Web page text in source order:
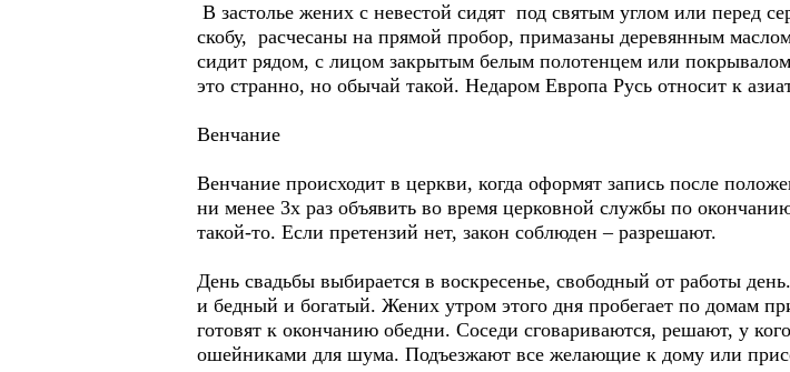
В застолье жених с невестой сидят под святым углом или перед
скобу, расчесаны на прямой пробор, примазаны деревянным
сидит рядом, с лицом закрытым белым полотенцем или
это странно, но обычай такой. Недаром Европа Русь относит к
Венчание
Венчание происходит в церкви, когда оформят запись после
ни менее 3х раз объявить во время церковной службы по
такой-то. Если претензий нет, закон соблюден – разрешают.
День свадьбы выбирается в воскресенье, свободный от работы
и бедный и богатый. Жених утром этого дня пробегает по домам
готовят к окончанию обедни. Соседи сговариваются, решают, у
ошейниками для шума. Подъезжают все желающие к дому или